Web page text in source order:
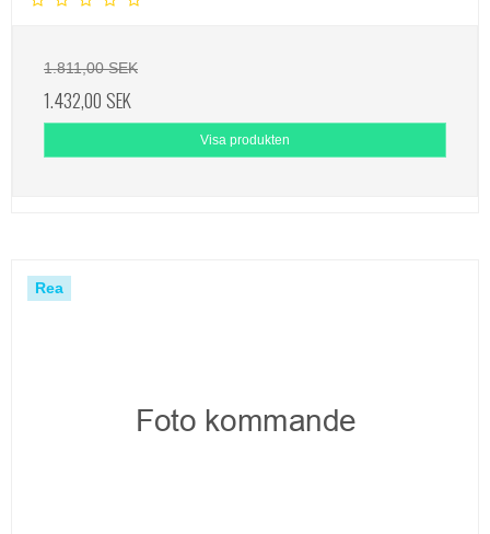
1.811,00 SEK
1.432,00 SEK
Visa produkten
Rea